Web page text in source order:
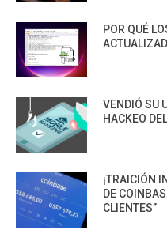
POR QUÉ
VENDIÓ SU
HACKEO
¡TRAICIÓN
DE
CLIENTES”